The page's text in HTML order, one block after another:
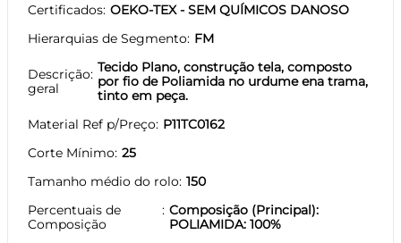
Certificados OEKO-TEX - SEM QUÍMICOS DANOSO
Hierarquias de Segmento FM
Descrição
geral
Tecido Plano, construção tela, composto
por fio de Poliamida no urdume ena trama,
tinto em peça.
Material Ref p/Preço P11TC0162
Corte Mínimo 25
Tamanho médio do rolo 150
Percentuais de
Composição
Composição (Principal):
POLIAMIDA: 100%